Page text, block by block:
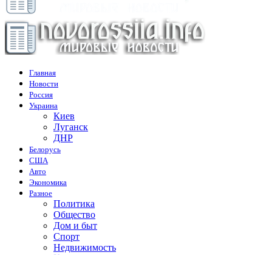
Главная
Новости
Россия
Украина
Киев
Луганск
ДНР
Белорусь
США
Авто
Экономика
Разное
Политика
Общество
Дом и быт
Спорт
Недвижимость